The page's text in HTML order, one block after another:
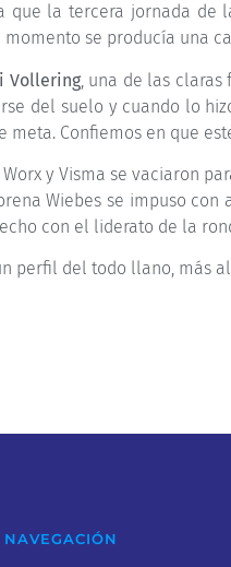
la tercera jornada de
momento se producía una
Vollering, una de las
del suelo y cuando lo
Confiemos en que
y Visma se vaciaron
Wiebes se impuso con
con el liderato de la
perfil del todo llano, más
NAVEGACIÓN